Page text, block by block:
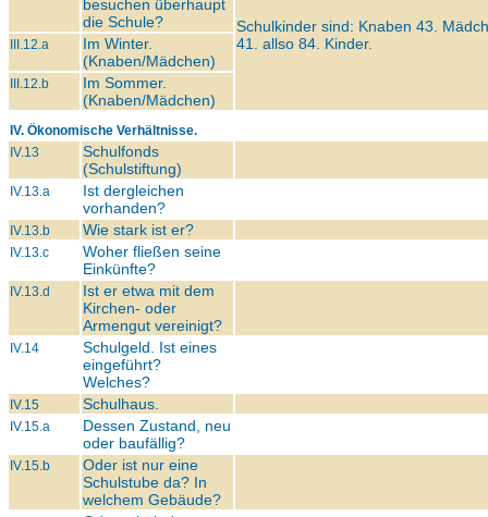
besuchen überhaupt
die Schule?
Schulkinder sind: Knaben 43.
41. allso 84. Kinder.
III.12.a
Im Winter.
(Knaben/Mädchen)
III.12.b
Im Sommer.
(Knaben/Mädchen)
IV. Ökonomische Verhältnisse.
IV.13
Schulfonds
(Schulstiftung)
IV.13.a
Ist dergleichen
vorhanden?
IV.13.b Wie stark ist er?
IV.13.c
Woher fließen seine
Einkünfte?
IV.13.d
Ist er etwa mit dem
Kirchen- oder
Armengut vereinigt?
IV.14
Schulgeld. Ist eines
eingeführt?
Welches?
IV.15 Schulhaus.
IV.15.a
Dessen Zustand, neu
oder baufällig?
IV.15.b
Oder ist nur eine
Schulstube da? In
welchem Gebäude?